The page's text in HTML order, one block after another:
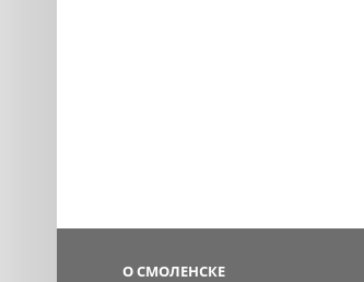
О СМОЛЕНСКЕ